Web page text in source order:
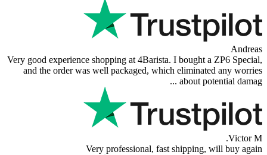
Very good experience shopping at
and the order was well packaged,
Very professional,